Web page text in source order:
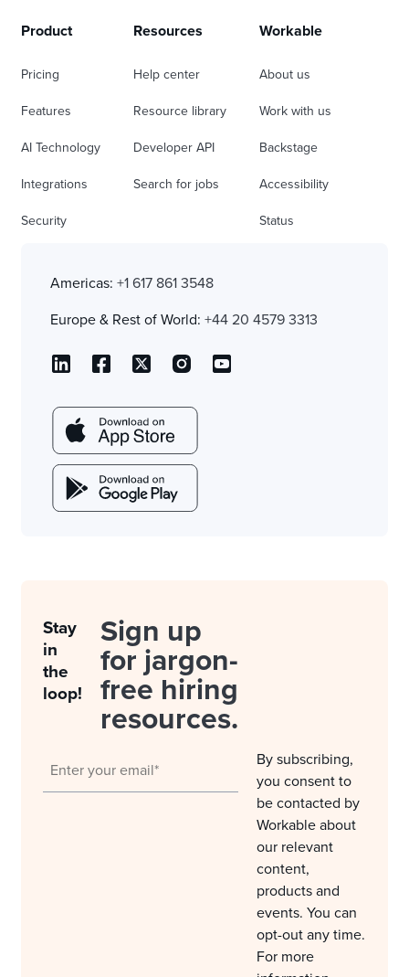
Product
Pricing
Features
AI Technology
Integrations
Security
Resources
Help center
Resource library
Developer API
Search for jobs
Workable
About us
Work with us
Backstage
Accessibility
Status
Americas: +1 617 861 3548
Europe & Rest of World: +44 20 4579 3313
Stay
in
the
loop!
Sign up
for jargon-
free hiring
resources.
By subscribing,
you consent to
be contacted by
Workable about
our relevant
content,
products and
events. You can
opt-out any time.
For more